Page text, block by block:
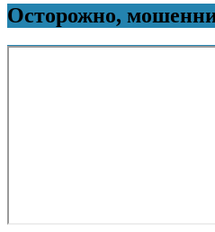
Осторожно,